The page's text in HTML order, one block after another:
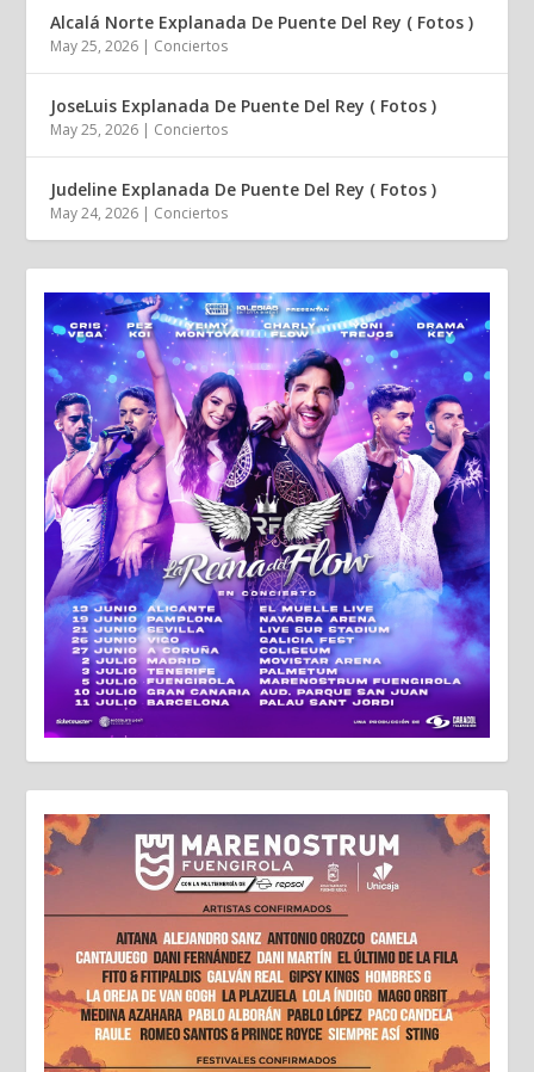
Alcalá Norte Explanada De Puente Del Rey ( Fotos )
May 25, 2026 | Conciertos
JoseLuis Explanada De Puente Del Rey ( Fotos )
May 25, 2026 | Conciertos
Judeline Explanada De Puente Del Rey ( Fotos )
May 24, 2026 | Conciertos